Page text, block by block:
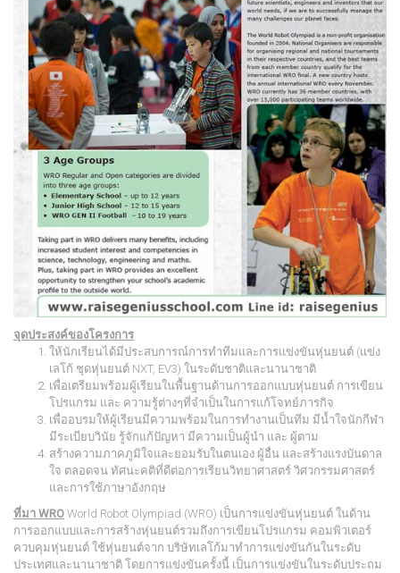
จุดประสงค์ของโครงการ
ให้นักเรียนได้มีประสบการณ์การทำทีมและการแข่งขันหุ่นยนต์ (แข่ง
เลโก้ ชุดหุ่นยนต์ NXT, EV3) ในระดับชาติและนานาชาติ
เพื่อเตรียมพร้อมผู้เรียนในพื้นฐานด้านการออกแบบหุ่นยนต์ การเขียน
โปรแกรม และ ความรู้ต่างๆที่จำเป็นในการแก้โจทย์ภารกิจ
เพื่ออบรมให้ผู้เรียนมีความพร้อมในการทำงานเป็นทีม มีน้ำใจนักกีฬา
มีระเบียบวินัย รู้จักแก้ปัญหา มีความเป็นผู้นำ และ ผู้ตาม
สร้างความภาคภูมิใจและยอมรับในตนเอง ผู้อื่น และสร้างแรงบันดาล
ใจ ตลอดจน ทัศนะคติที่ดีต่อการเรียนวิทยาศาสตร์ วิศวกรรมศาสตร์
และการใช้ภาษาอังกฤษ
ที่มา WRO World Robot Olympiad (WRO) เป็นการแข่งขันหุ่นยนต์ ในด้าน
การออกแบบและการสร้างหุ่นยนต์รวมถึงการเขียนโปรแกรม คอมพิวเตอร์
ควบคุมหุ่นยนต์ ใช้หุ่นยนต์จาก บริษัทเลโก้มาทำการแข่งขันกันในระดับ
ประเทศและนานาชาติ โดยการแข่งขันครั้งนี้ เป็นการแข่งขันในระดับประถม